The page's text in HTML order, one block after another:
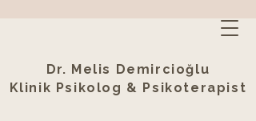
Dr. Melis Demircioğlu
Klinik Psikolog & Psikoterapist